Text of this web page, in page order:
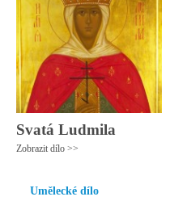
Svatá Ludmila
Zobrazit dílo >>
Umělecké dílo